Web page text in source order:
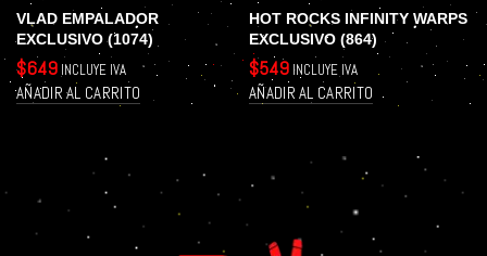
VLAD EMPALADOR
EXCLUSIVO (1074)
$649 INCLUYE IVA
AÑADIR AL CARRITO
HOT ROCKS INFINITY WARPS
EXCLUSIVO (864)
$549 INCLUYE IVA
AÑADIR AL CARRITO